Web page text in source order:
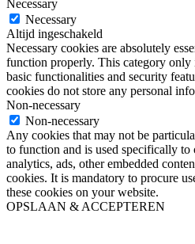
Necessary
Necessary
Altijd ingeschakeld
Necessary cookies are absolutely
function properly. This category only
basic functionalities and security
cookies do not store any personal
Non-necessary
Non-necessary
Any cookies that may not be
to function and is used specifically to
analytics, ads, other embedded
cookies. It is mandatory to procure
these cookies on your website.
OPSLAAN & ACCEPTEREN